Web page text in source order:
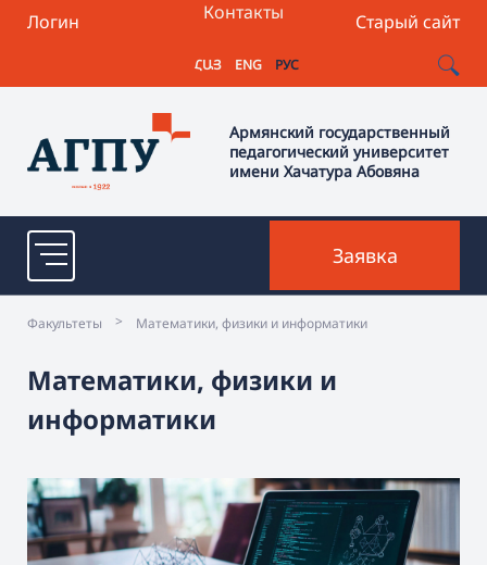
Логин Старый сайт
Контакты
ՀԱՅ ENG РУС
Армянский государственный
педагогический университет
имени Хачатура Абовяна
Заявка
Факультеты > Математики, физики и информатики
Математики, физики и
информатики